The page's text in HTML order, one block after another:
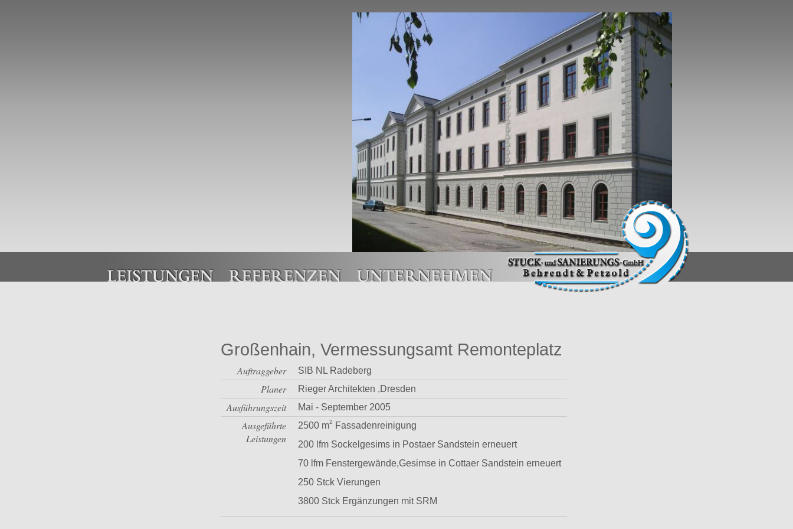
Großenhain, Vermessungsamt Remonteplatz
Auftraggeber SIB NL Radeberg
Planer Rieger Architekten ,Dresden
Ausführungszeit Mai - September 2005
Ausgeführte
Leistungen
2500 m2
Fassadenreinigung
200 lfm Sockelgesims in Postaer Sandstein erneuert
70 lfm Fenstergewände,Gesimse in Cottaer Sandstein erneuert
250 Stck Vierungen
3800 Stck Ergänzungen mit SRM